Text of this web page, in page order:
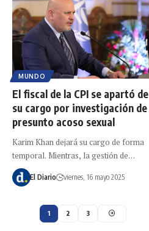
MUNDO
El fiscal de la CPI se apartó de
su cargo por investigación de
presunto acoso sexual
Karim Khan dejará su cargo de forma
temporal. Mientras, la gestión de…
El Diario viernes, 16 mayo 2025
1 2 3